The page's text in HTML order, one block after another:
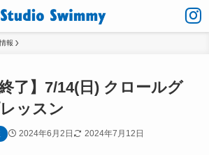
報
終了】7/14(日) クロールグ
ッスン
2024年6月2日 2024年7月12日